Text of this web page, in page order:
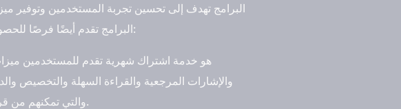
البرامج تهدف إلى تحسين تجربة المستخدمين وتوفير
البرامج تقدم أيضًا فرصًا للحصول على دخل إضافي من تويتر بطرق مختلفة. بعض الأمثلة على هذهِ الشبكات أو البرامج هي:
والإشارات المرجعية والقراءة السهلة والتخصيص
مثل Scroll وRevue، والتي تمكنهم من قراءة المحتوى المدفوع والحصول على عمولات من نشر المحتوى.